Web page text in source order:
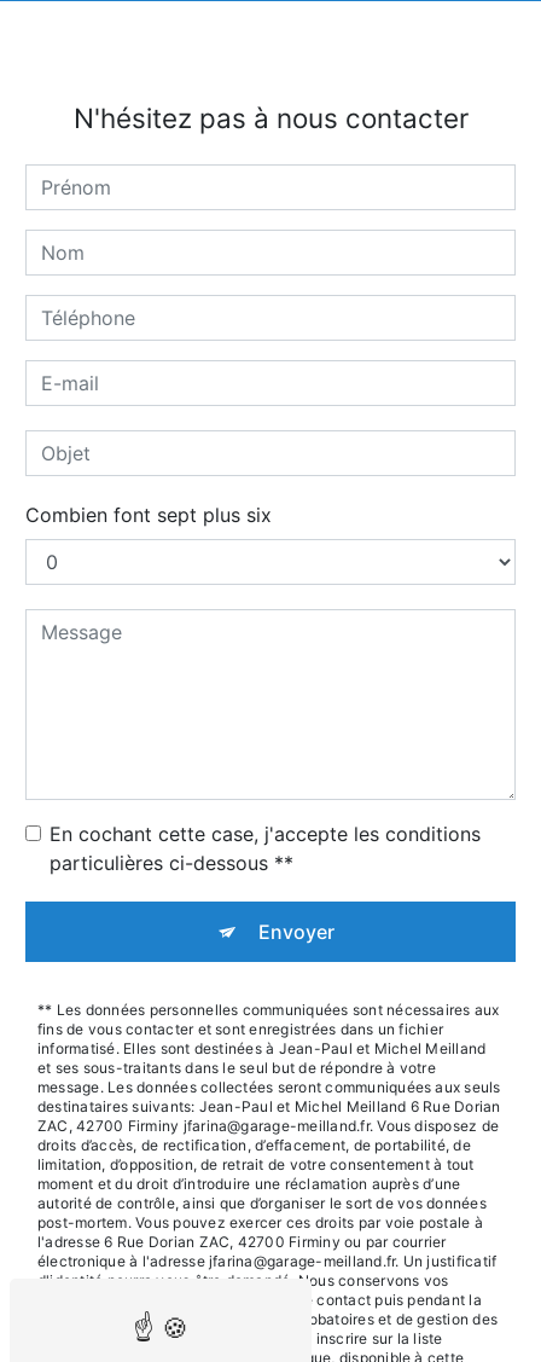
N'hésitez pas à nous contacter
Combien font sept plus six
En cochant cette case, j'accepte les conditions
particulières ci-dessous **
Envoyer
** Les données personnelles communiquées sont nécessaires aux
fins de vous contacter et sont enregistrées dans un fichier
informatisé. Elles sont destinées à Jean-Paul et Michel Meilland
et ses sous-traitants dans le seul but de répondre à votre
message. Les données collectées seront communiquées aux seuls
destinataires suivants: Jean-Paul et Michel Meilland 6 Rue Dorian
ZAC, 42700 Firminy jfarina@garage-meilland.fr. Vous disposez de
droits d’accès, de rectification, d’effacement, de portabilité, de
limitation, d’opposition, de retrait de votre consentement à tout
moment et du droit d’introduire une réclamation auprès d’une
autorité de contrôle, ainsi que d’organiser le sort de vos données
post-mortem. Vous pouvez exercer ces droits par voie postale à
l'adresse 6 Rue Dorian ZAC, 42700 Firminy ou par courrier
électronique à l'adresse jfarina@garage-meilland.fr. Un justificatif
d'identité pourra vous être demandé. Nous conservons vos
données pendant la période de prise de contact puis pendant la
durée de prescription légale aux fins probatoires et de gestion des
contentieux. Vous avez le droit de vous inscrire sur la liste
d'opposition au démarchage téléphonique, disponible à cette